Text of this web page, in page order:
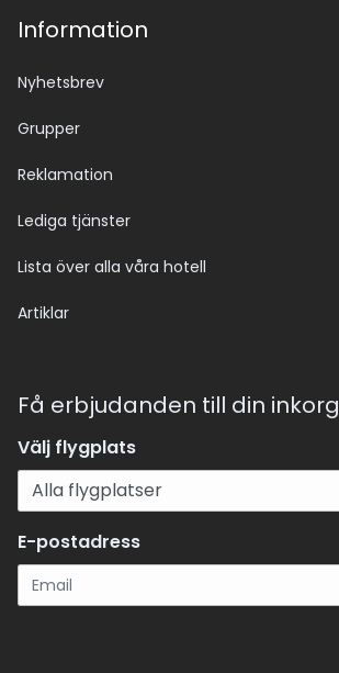
Information
Nyhetsbrev
Grupper
Reklamation
Lediga tjänster
Lista över alla våra hotell
Artiklar
Få erbjudanden till din inkorg
Välj flygplats
E-postadress